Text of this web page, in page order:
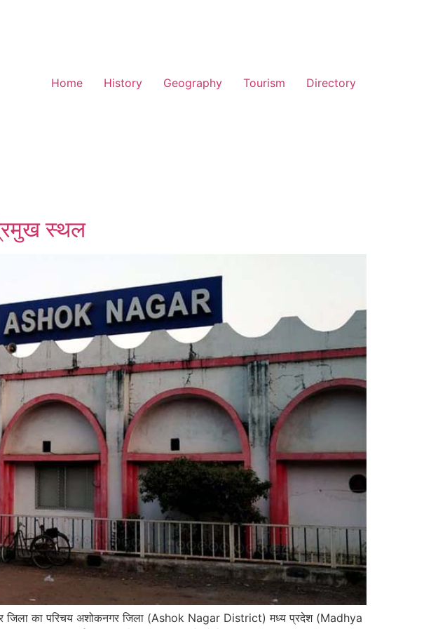
Home History Geography Tourism Directory
स्थल
का परिचय अशोकनगर जिला (Ashok Nagar District) मध्य प्रदेश (Madhya